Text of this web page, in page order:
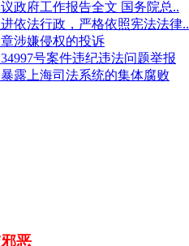
政府工作报告全文 国务院总..
依法行政，严格依照宪法法律..
涉嫌侵权的投诉
号案件违纪违法问题举报
露上海司法系统的集体腐败
恶